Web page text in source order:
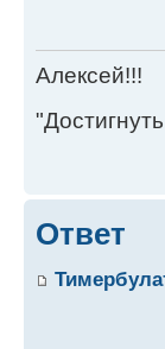
Алексей!!!
Ответ